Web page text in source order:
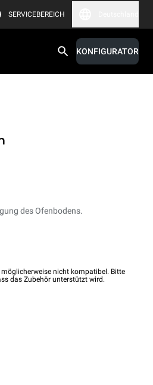
SERVICEBEREICH
KONFIGURATOR
des Ofenbodens.
nicht kompatibel. Bitte
das Zubehör unterstützt wird.